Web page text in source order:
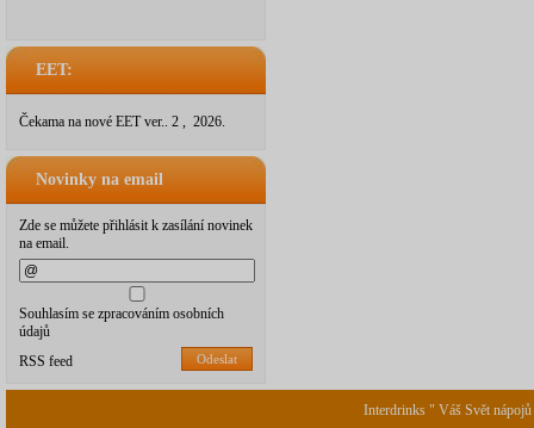
EET:
Čekama na nové EET ver.. 2 , 2026.
Novinky na email
Zde se můžete přihlásit k zasílání novinek
na email.
Souhlasím se zpracováním osobních
údajů
Odeslat
RSS feed
Interdrinks " Váš Svět